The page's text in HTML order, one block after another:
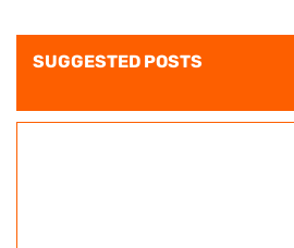
SUGGESTED POSTS